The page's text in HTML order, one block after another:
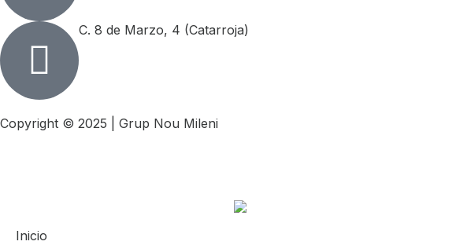
C. 8 de Marzo, 4 (Catarroja)
Copyright © 2025 | Grup Nou Mileni
Inicio